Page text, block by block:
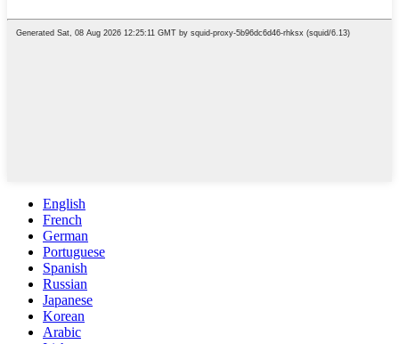
English
French
German
Portuguese
Spanish
Russian
Japanese
Korean
Arabic